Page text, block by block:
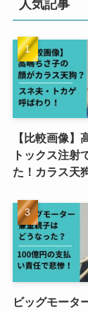
人気記事
【比較画像】
トックス注射
た！カラス天
ビッグモータ